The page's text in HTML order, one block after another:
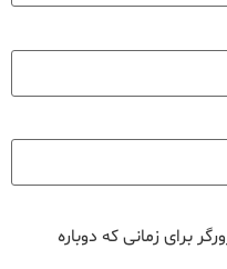
برای زمانی که دوباره